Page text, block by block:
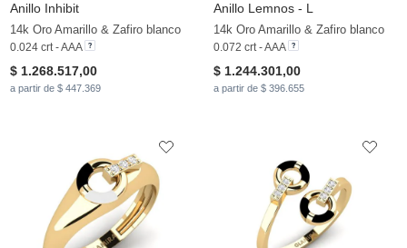
Anillo Inhibit
14k Oro Amarillo & Zafiro blanco
0.024 crt - AAA
$ 1.268.517,00
a partir de $ 447.369
Anillo Lemnos - L
14k Oro Amarillo & Zafiro blanco
0.072 crt - AAA
$ 1.244.301,00
a partir de $ 396.655